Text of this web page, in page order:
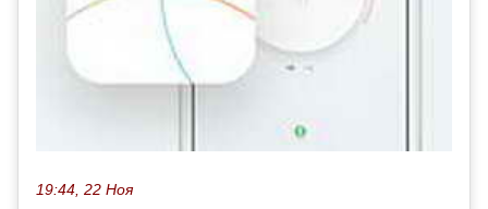
19:44, 22 Ноя